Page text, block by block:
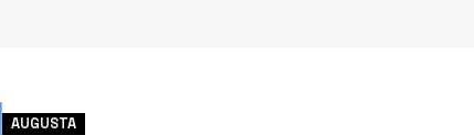
AUGUSTA